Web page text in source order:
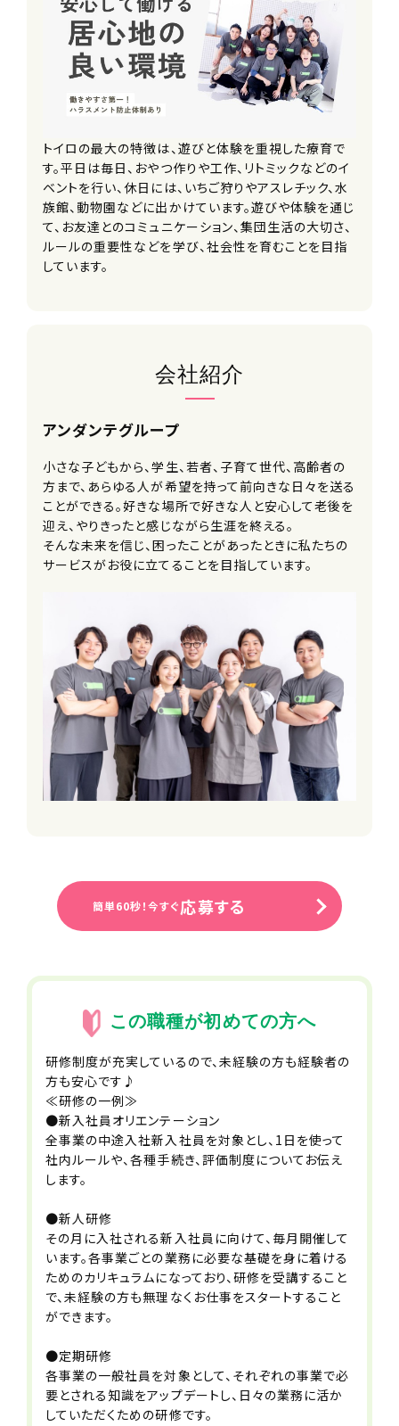
18:30
送迎から戻ったら、教室の清掃や、翌日の準備等を行
います。
19:00
待遇・福利厚生
■入社祝い金
■交通費別途支給（上限30,000円/
■車・バイク通勤可
車場無）
■給与改定年2回
■神奈川県外への転勤なし
■副業可
■各種研修制度
※エフィラグループでは、年間約300回
の研修が開催されています
■資格取得支援制度 （取得実績多
・関連資格全額補助
■キャリアコース選択制度
■社内留学制度
す
■社内公募制度
■選択型人事制度(FA制度)
※個々の生活スタイルややりたいことに
合わせて転籍できます
■家族利用手当
■スポーツ観戦チケット配布
■社員紹介制度
■永年勤続手当
■退職金制度
■結婚・出産祝い金
■自社保育園無料利用制度
※一部時間無料対象外・空きがない場
合あり
■バレンタイン・お歳暮・お中元等贈り
生年金）
■健康診断
■インフルエンザ予防接種補助制度
加入保険
労災保険
厚生年金保険
健康保険
受動喫煙防止措置事項
全社全面禁煙
試用期間
契約期間
無期
※定年66歳
■シフト制／月8～10日休み
■年末年始休み
■有給休暇（法定通り）
■産前産後休暇（取得実績あり）
トイロの最大の特徴は、遊びと体験を重視した療育で
す。平日は毎日、おやつ作りや工作、リトミックなどのイ
ベントを行い、休日には、いちご狩りやアスレチック、水
族館、動物園などに出かけています。遊びや体験を通じ
て、お友達とのコミュニケーション、集団生活の大切さ、
ルールの重要性などを学び、社会性を育むことを目指
しています。
会社紹介
アンダンテグループ
小さな子どもから、学生、若者、子育て世代、高齢者の
方まで、あらゆる人が希望を持って前向きな日々を送る
ことができる。好きな場所で好きな人と安心して老後を
迎え、やりきったと感じながら生涯を終える。
そんな未来を信じ、困ったことがあったときに私たちの
サービスがお役に立てることを目指しています。
簡単60秒！今すぐ応募する
この職種が初めての方へ
研修制度が充実しているので、未経験の方も経験者の
方も安心です♪
≪研修の一例≫
●新入社員オリエンテーション
全事業の中途入社新入社員を対象とし、1日を使って
社内ルールや、各種手続き、評価制度についてお伝え
します。
●新人研修
その月に入社される新入社員に向けて、毎月開催して
います。各事業ごとの業務に必要な基礎を身に着ける
ためのカリキュラムになっており、研修を受講すること
で、未経験の方も無理なくお仕事をスタートすること
ができます。
●定期研修
各事業の一般社員を対象として、それぞれの事業で必
要とされる知識をアップデートし、日々の業務に活か
していただくための研修です。